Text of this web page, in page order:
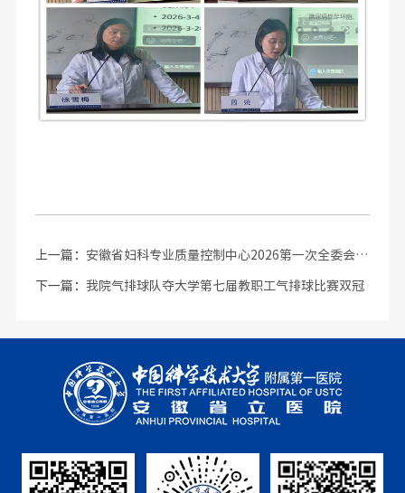
上一篇： 安徽省妇科专业质量控制中心2026第一次全委会暨质控巡讲师遴选会议召开
下一篇： 我院气排球队夺大学第七届教职工气排球比赛双冠